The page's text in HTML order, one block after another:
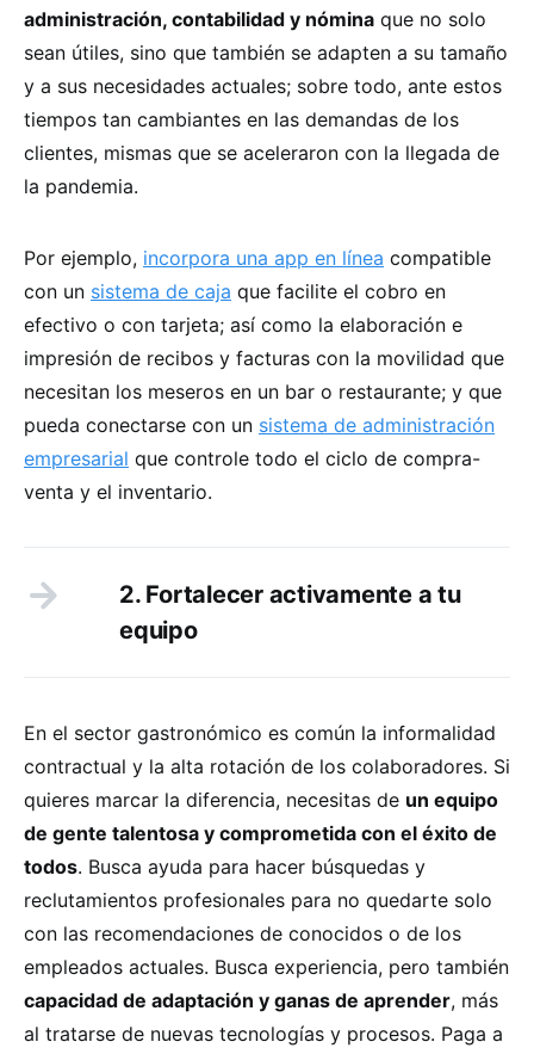
administración, contabilidad y nómina que no solo
sean útiles, sino que también se adapten a su tamaño
y a sus necesidades actuales; sobre todo, ante estos
tiempos tan cambiantes en las demandas de los
clientes, mismas que se aceleraron con la llegada de
la pandemia.
Por ejemplo, incorpora una app en línea compatible
con un sistema de caja que facilite el cobro en
efectivo o con tarjeta; así como la elaboración e
impresión de recibos y facturas con la movilidad que
necesitan los meseros en un bar o restaurante; y que
pueda conectarse con un sistema de administración
empresarial que controle todo el ciclo de compra-
venta y el inventario.
2. Fortalecer activamente a tu
equipo
En el sector gastronómico es común la informalidad
contractual y la alta rotación de los colaboradores. Si
quieres marcar la diferencia, necesitas de un equipo
de gente talentosa y comprometida con el éxito de
todos. Busca ayuda para hacer búsquedas y
reclutamientos profesionales para no quedarte solo
con las recomendaciones de conocidos o de los
empleados actuales. Busca experiencia, pero también
capacidad de adaptación y ganas de aprender, más
al tratarse de nuevas tecnologías y procesos. Paga a